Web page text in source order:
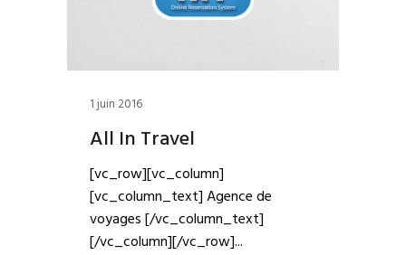
1 juin 2016
All In Travel
[vc_row][vc_column]
[vc_column_text] Agence de
voyages [/vc_column_text]
[/vc_column][/vc_row]